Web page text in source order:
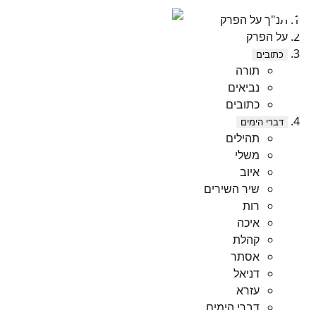
תנ"ך על הפרק
על הפרק
כתובים
תורה
נביאים
כתובים
דברי הימים
תהילים
משלי
איוב
שיר השירים
רות
איכה
קהלת
אסתר
דניאל
עזרא